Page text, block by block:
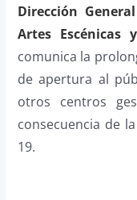
Dirección
Artes Escénicas
comunica la
de apertura al
otros centros
consecuencia de
19.